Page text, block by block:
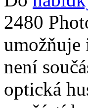
2480
umožňuje
není
optická